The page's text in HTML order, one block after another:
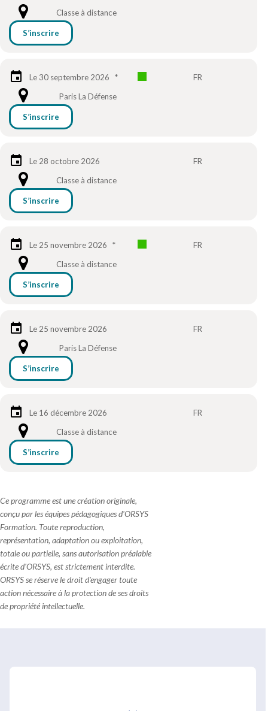
Classe à distance
S’inscrire
Le 30 septembre 2026 *
FR
Paris La Défense
S’inscrire
Le 28 octobre 2026
FR
Classe à distance
S’inscrire
Le 25 novembre 2026 *
FR
Classe à distance
S’inscrire
Le 25 novembre 2026
FR
Paris La Défense
S’inscrire
Le 16 décembre 2026
FR
Classe à distance
S’inscrire
Ce programme est une création originale,
conçu par les équipes pédagogiques d'ORSYS
Formation. Toute reproduction,
représentation, adaptation ou exploitation,
totale ou partielle, sans autorisation préalable
écrite d'ORSYS, est strictement interdite.
ORSYS se réserve le droit d'engager toute
action nécessaire à la protection de ses droits
de propriété intellectuelle.